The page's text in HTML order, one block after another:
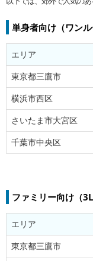
単身者向け（ワンル
エリア
東京都三鷹市
横浜市西区
さいたま市大宮区
千葉市中央区
ファミリー向け（
エリア
東京都三鷹市